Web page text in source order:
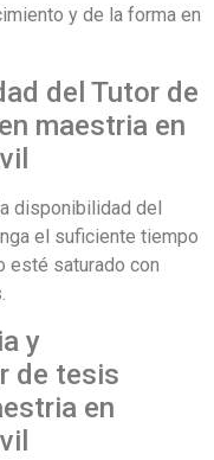
y de la forma en
del Tutor de
maestria en
disponibilidad del
el suficiente tiempo
esté saturado con
y
de tesis
en